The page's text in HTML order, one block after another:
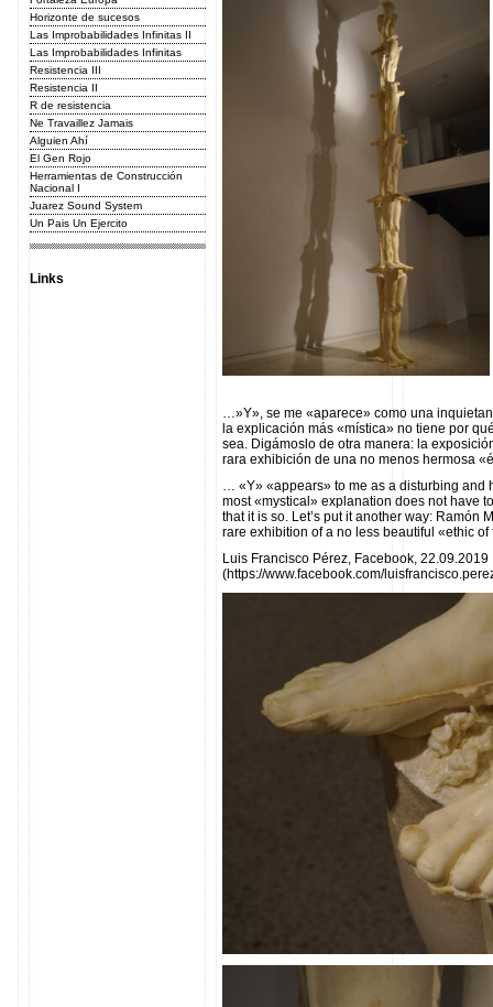
Horizonte de sucesos
Las Improbabilidades Infinitas II
Las Improbabilidades Infinitas
Resistencia III
Resistencia II
R de resistencia
Ne Travaillez Jamais
Alguien Ahí
El Gen Rojo
Herramientas de Construcción
Nacional I
Juarez Sound System
Un Pais Un Ejercito
Links
…»Y», se me «aparece» como una
la explicación más «mística» no tiene por
sea. Digámoslo de otra manera: la
rara exhibición de una no menos hermosa
… «Y» «appears» to me as a disturbing and
most «mystical» explanation does not have
that it is so. Let’s put it another way: Ramón
rare exhibition of a no less beautiful «ethic
Luis Francisco Pérez, Facebook, 22.09.2019
(https://www.facebook.com/